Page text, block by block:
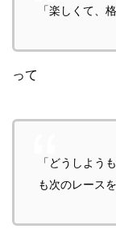
「楽しくて、
って
「どうしよ
も次のレース